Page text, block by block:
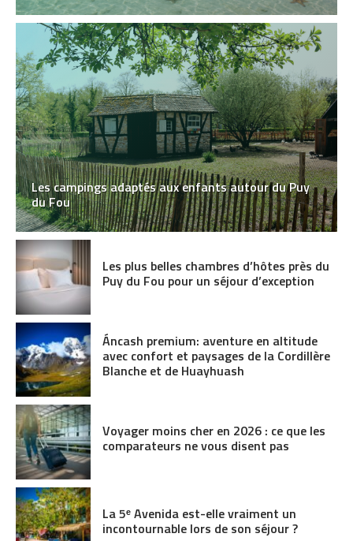
Les campings adaptés aux enfants autour du Puy
du Fou
Les plus belles chambres d’hôtes près du
Puy du Fou pour un séjour d’exception
Áncash premium: aventure en altitude
avec confort et paysages de la Cordillère
Blanche et de Huayhuash
Voyager moins cher en 2026 : ce que les
comparateurs ne vous disent pas
La 5ᵉ Avenida est-elle vraiment un
incontournable lors de son séjour ?